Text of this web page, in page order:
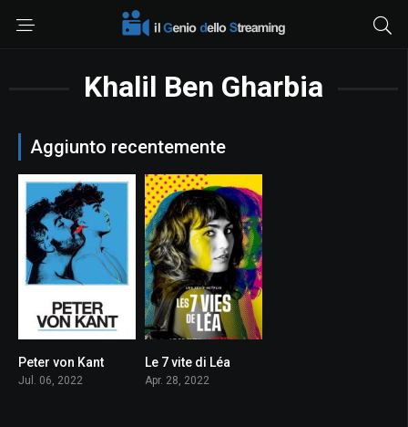
Khalil Ben Gharbia
Aggiunto recentemente
Peter von Kant
Jul. 06, 2022
Le 7 vite di Léa
Apr. 28, 2022